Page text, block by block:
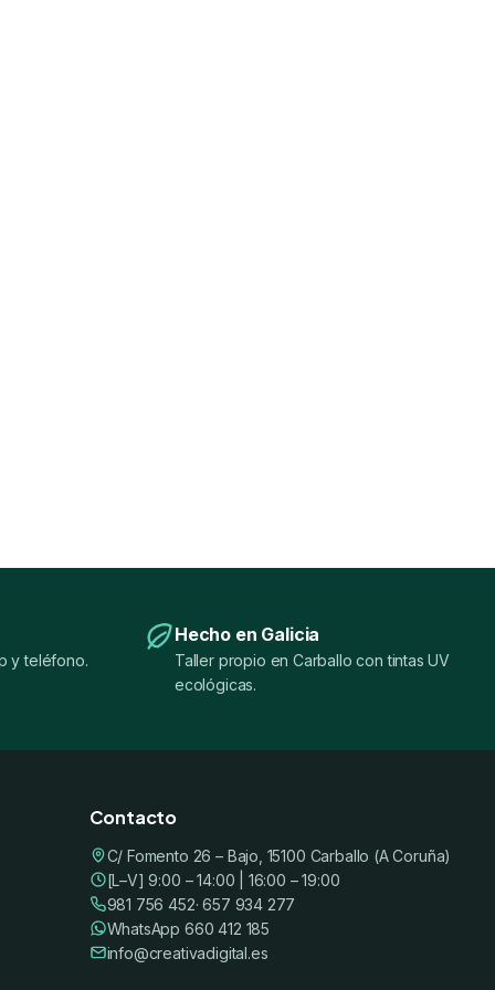
y teléfono.
Hecho en Galicia
Taller propio en Carballo con tintas UV
ecológicas.
Contacto
C/ Fomento 26 – Bajo, 15100 Carballo (A Coruña)
[L–V] 9:00 – 14:00 | 16:00 – 19:00
981 756 452· 657 934 277
WhatsApp 660 412 185
info@creativadigital.es